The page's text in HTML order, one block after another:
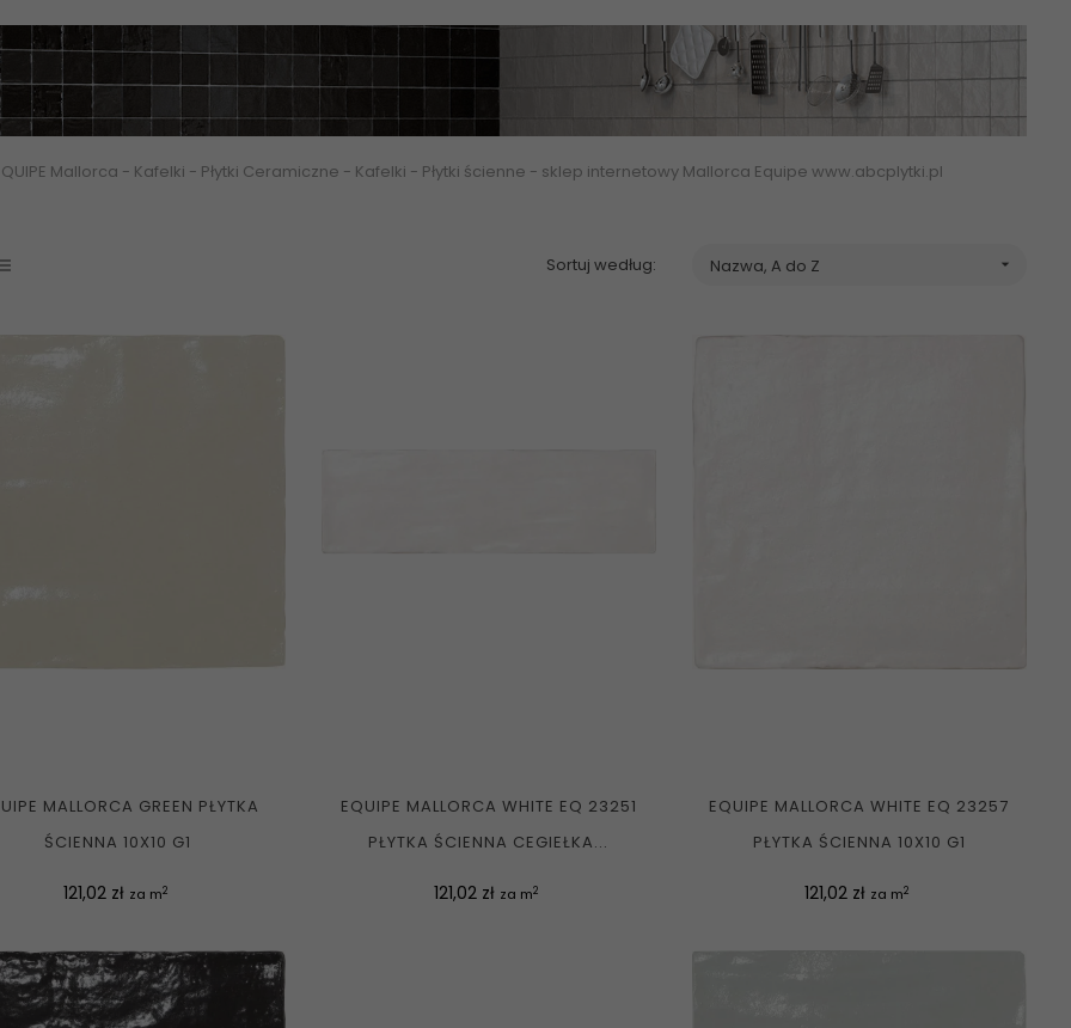
Mallorca - Kafelki - Płytki Ceramiczne - Kafelki - Płytki ścienne - sklep internetowy Mallorca Equipe www.abcplytki.pl
Sortuj według: Nazwa, A do Z 
MALLORCA GREEN PŁYTKA
ŚCIENNA 10X10 G1
Cena
121,02 zł za m2
EQUIPE MALLORCA WHITE EQ 23251
PŁYTKA ŚCIENNA CEGIEŁKA...
Cena
121,02 zł za m2
EQUIPE MALLORCA WHITE EQ 23257
PŁYTKA ŚCIENNA 10X10 G1
Cena
121,02 zł za m2